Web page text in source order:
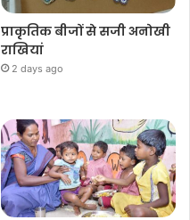
प्राकृतिक बीजों से सजी अनोखी
राखियां
2 days ago